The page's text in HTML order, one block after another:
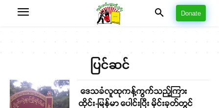
Donate
ပြင်ဆင်
ဒေသခံလူထုကန့်ကွက်သည့်ကြား
ထိုင်း-မြန်မာ ပေါင်းပြီး မိုင်းခုတ်တွင်